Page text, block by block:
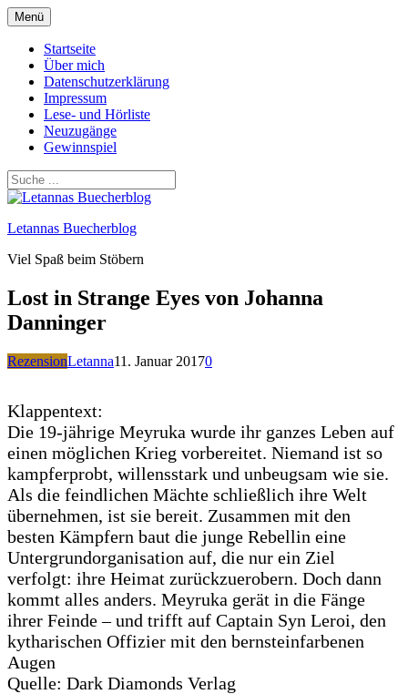
Zum
Inhalt
springen
Menü
Startseite
Über mich
Datenschutzerklärung
Impressum
Lese- und Hörliste
Neuzugänge
Gewinnspiel
Letannas Buecherblog
Viel Spaß beim Stöbern
Lost in Strange Eyes von Johanna
Danninger
RezensionLetanna11. Januar 20170
Klappentext:
Die 19-jährige Meyruka wurde ihr ganzes Leben auf
einen möglichen Krieg vorbereitet. Niemand ist so
kampferprobt, willensstark und unbeugsam wie sie.
Als die feindlichen Mächte schließlich ihre Welt
übernehmen, ist sie bereit. Zusammen mit den
besten Kämpfern baut die junge Rebellin eine
Untergrundorganisation auf, die nur ein Ziel
verfolgt: ihre Heimat zurückzuerobern. Doch dann
kommt alles anders. Meyruka gerät in die Fänge
ihrer Feinde – und trifft auf Captain Syn Leroi, den
kytharischen Offizier mit den bernsteinfarbenen
Augen
Quelle: Dark Diamonds Verlag